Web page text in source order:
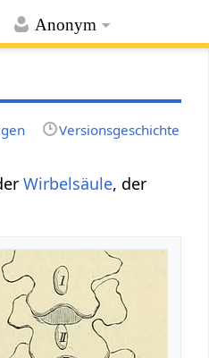
Anonym
Versionsgeschichte
Wirbelsäule, der